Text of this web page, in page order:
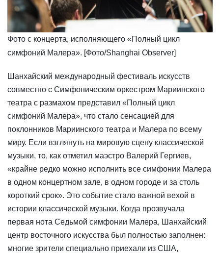
Фото с концерта, исполняющего «Полный цикл
симфоний Малера». [Фото/Shanghai Observer]
​Шанхайский международный фестиваль искусств
совместно с Симфоническим оркестром Мариинского
театра с размахом представил «Полный цикл
симфоний Малера», что стало сенсацией для
поклонников Мариинского театра и Малера по всему
миру. Если взглянуть на мировую сцену классической
музыки, то, как отметил маэстро Валерий Гергиев,
«крайне редко можно исполнить все симфонии Малера
в одном концертном зале, в одном городе и за столь
короткий срок». Это событие стало важной вехой в
истории классической музыки. Когда прозвучала
первая нота Седьмой симфонии Малера, Шанхайский
центр восточного искусства был полностью заполнен:
многие зрители специально приехали из США,